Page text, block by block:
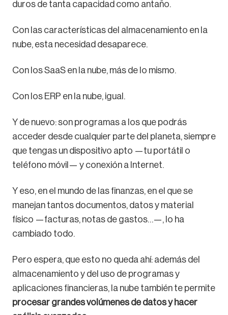
duros de tanta capacidad como antaño.
Con las características del almacenamiento en la
nube, esta necesidad desaparece.
Con los SaaS en la nube, más de lo mismo.
Con los ERP en la nube, igual.
Y de nuevo: son programas a los que podrás
acceder desde cualquier parte del planeta, siempre
que tengas un dispositivo apto —tu portátil o
teléfono móvil— y conexión a Internet.
Y eso, en el mundo de las finanzas, en el que se
manejan tantos documentos, datos y material
físico —facturas, notas de gastos…—, lo ha
cambiado todo.
Pero espera, que esto no queda ahí: además del
almacenamiento y del uso de programas y
aplicaciones financieras, la nube también te permite
procesar grandes volúmenes de datos y hacer